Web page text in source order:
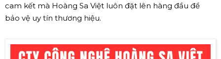
cam kết mà Hoàng Sa Việt luôn đặt lên hàng đầu để
bảo vệ uy tín thương hiệu.